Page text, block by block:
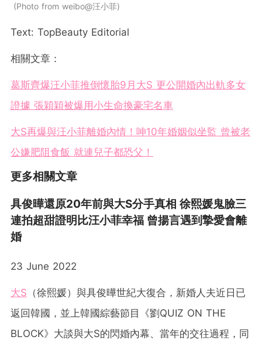
Photo from weibo@汪小菲
Text: TopBeauty Editorial
相關文章：
葛斯齊爆汪小菲推倒懷胎9月大S 更公開婚內出軌多女
證據 張穎穎被爆用小生命換豪宅名車
大S再爆與汪小菲離婚內情！呻10年婚姻似坐監 曾被老
公嫌肥阻食飯 就連兒子都恐父！
更多相關文章
具俊曄還原20年前與大S分手真相 徐熙媛鬼臉三
連拍超甜證明比汪小菲幸福 曾揚言遇到摯愛會離
婚
23 June 2022
大S （徐熙媛）與具俊曄世紀大復合，新婚人夫近日已
返回韓國，並上韓國綜藝節目《劉QUIZ ON THE
BLOCK》大談與大S的閃婚內幕、當年的交往過程，同